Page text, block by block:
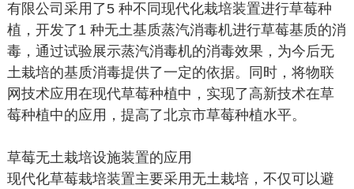
有限公司采用了5 种不同现代化栽培装置进行草莓种
植，开发了1 种无土基质蒸汽消毒机进行草莓基质的消
毒，通过试验展示蒸汽消毒机的消毒效果，为今后无
土栽培的基质消毒提供了一定的依据。同时，将物联
网技术应用在现代草莓种植中，实现了高新技术在草
莓种植中的应用，提高了北京市草莓种植水平。
草莓无土栽培设施装置的应用
现代化草莓栽培装置主要采用无土栽培，不仅可以避